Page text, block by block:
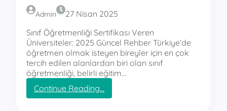
Admin
27 Nisan 2025
Sınıf Öğretmenliği Sertifikası Veren
Üniversiteler: 2025 Güncel Rehber Türkiye’de
öğretmen olmak isteyen bireyler için en çok
tercih edilen alanlardan biri olan sınıf
öğretmenliği, belirli eğitim…
Continue Reading…
s